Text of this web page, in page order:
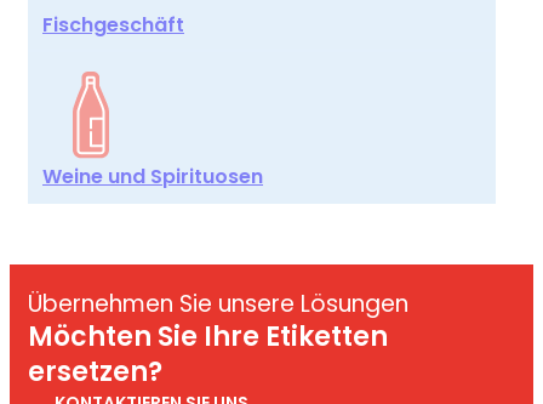
Fischgeschäft
Weine und Spirituosen
Übernehmen Sie unsere Lösungen
Möchten Sie Ihre Etiketten
ersetzen?